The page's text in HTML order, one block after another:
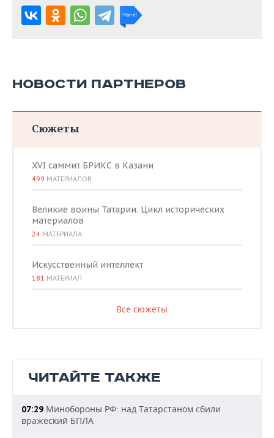
НОВОСТИ ПАРТНЕРОВ
Сюжеты
XVI саммит БРИКС в Казани
499 МАТЕРИАЛОВ
Великие воины Татарии. Цикл исторических
материалов
24 МАТЕРИАЛА
Искусственный интеллект
181 МАТЕРИАЛ
Все сюжеты
ЧИТАЙТЕ ТАКЖЕ
07:29 Минобороны РФ: над Татарстаном сбили
вражеский БПЛА